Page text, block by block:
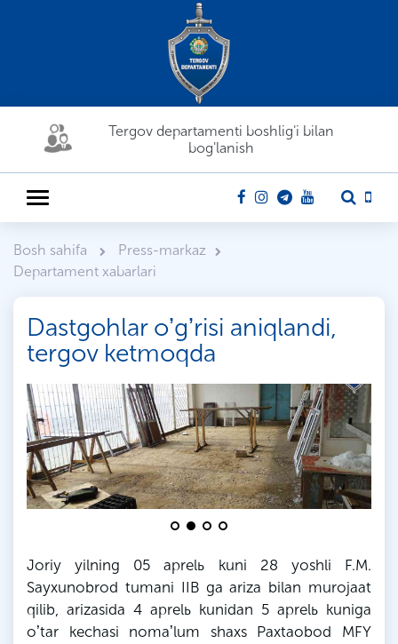
Tergov departamenti boshlig'i bilan
bog'lanish
Bosh sahifa
Press-markaz
Departament xabarlari
Dastgohlar oʼgʼrisi aniqlandi,
tergov ketmoqda
Joriy yilning 05 aprelь kuni 28 yoshli F.M.
Sayxunobrod tumani IIB ga ariza bilan murojaat
qilib, arizasida 4 aprelь kunidan 5 aprelь kuniga
oʼtar kechasi nomaʼlum shaxs Paxtaobod MFY